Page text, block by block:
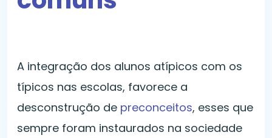
A integração dos alunos atípicos com os
típicos nas escolas, favorece a
desconstrução de preconceitos, esses que
sempre foram instaurados na sociedade